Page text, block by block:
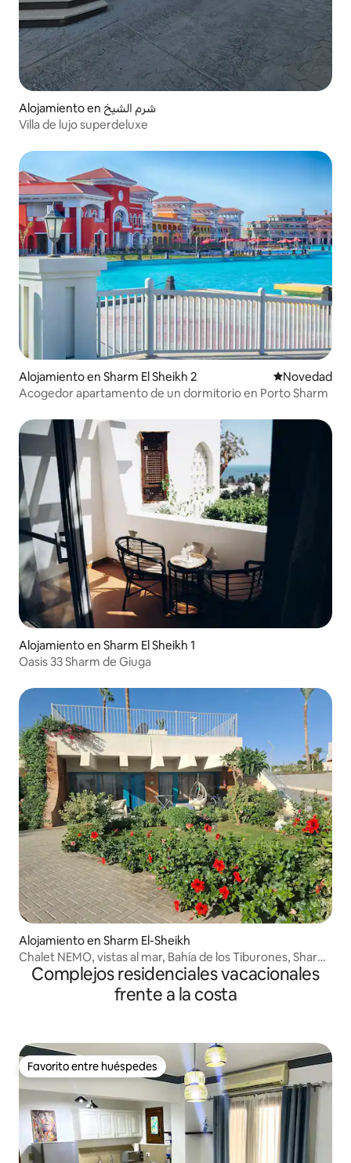
Alojamiento en شرم الشيخ
Villa de lujo superdeluxe
Alojamiento en Sharm El Sheikh 2 Lugar para
Novedad
Acogedor apartamento de un dormitorio en Porto Sharm
Alojamiento en Sharm El Sheikh 1
Oasis 33 Sharm de Giuga
Alojamiento en Sharm El-Sheikh
Chalet NEMO, vistas al mar, Bahía de los Tiburones, Sharm
el Sheikh
Complejos residenciales vacacionales
frente a la costa
Favorito entre huéspedes
Favorito entre huéspedes